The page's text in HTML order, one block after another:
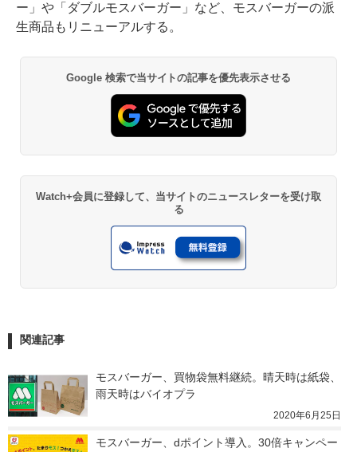
ー」や「ダブルモスバーガー」など、モスバーガーの派
生商品もリニューアルする。
Google 検索で当サイトの記事を優先表示させる
Watch+会員に登録して、当サイトのニュースレターを受け取
る
関連記事
モスバーガー、買物袋無料継続。晴天時は紙袋、
雨天時はバイオプラ
2020年6月25日
モスバーガー、dポイント導入。30倍キャンペー